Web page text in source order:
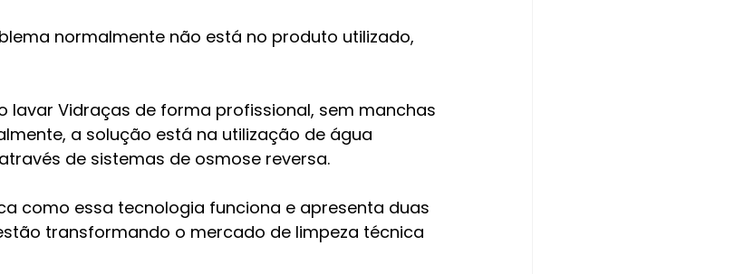
normalmente não está no produto utilizado,
lavar Vidraças de forma profissional, sem manchas
a solução está na utilização de água
de sistemas de osmose reversa.
como essa tecnologia funciona e apresenta duas
transformando o mercado de limpeza técnica